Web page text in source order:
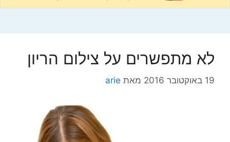
לא מתפשרים על צילום הריון
19 באוקטובר 2016 מאת arie